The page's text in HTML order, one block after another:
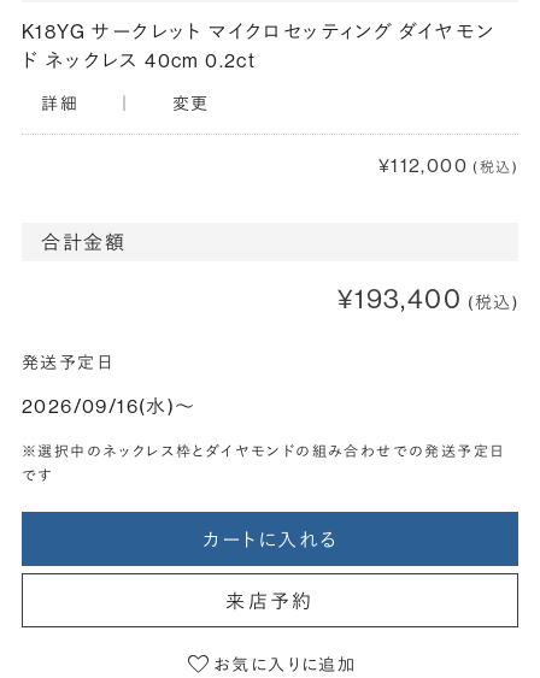
K18YG サークレット マイクロセッティング ダイヤモン
ド ネックレス 40cm 0.2ct
詳細 変更
¥112,000 (税込)
合計金額
¥193,400 (税込)
発送予定日
2026/09/16(水)〜
※選択中のネックレス枠とダイヤモンドの組み合わせでの発送予定日
です
カートに入れる
来店予約
お気に入りに追加